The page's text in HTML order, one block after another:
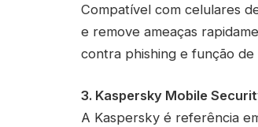
Compatível com celulares
e remove ameaças
contra phishing e função
3. Kaspersky Mobile
A Kaspersky é referência